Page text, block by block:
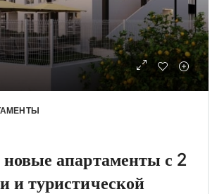
апартаменты с 2
и туристической